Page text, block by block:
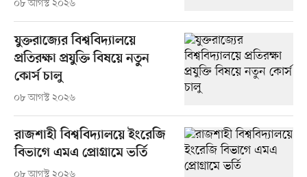
০৮ আগস্ট ২০২৬
যুক্তরাজ্যের বিশ্ববিদ্যালয়ে
প্রতিরক্ষা প্রযুক্তি বিষয়ে নতুন
কোর্স চালু
০৮ আগস্ট ২০২৬
রাজশাহী বিশ্ববিদ্যালয়ে ইংরেজি
বিভাগে এমএ প্রোগ্রামে ভর্তি